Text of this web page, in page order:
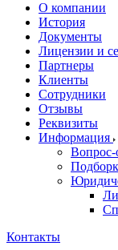
О компании
История
Документы
Лицензии и
Партнеры
Клиенты
Сотрудники
Отзывы
Реквизиты
Информация
Вопрос-
Контакты